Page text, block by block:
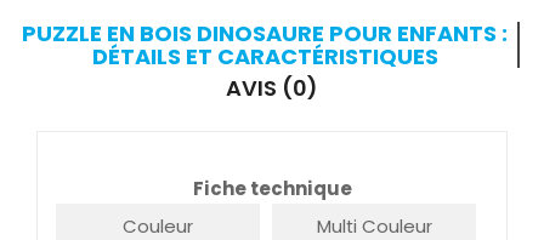
PUZZLE EN BOIS DINOSAURE POUR ENFANTS :
DÉTAILS ET CARACTÉRISTIQUES
AVIS (0)
Fiche technique
Couleur
Multi Couleur